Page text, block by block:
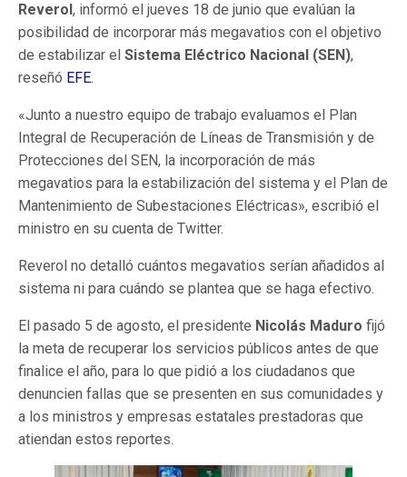
Reverol, informó el jueves 18 de junio que evalúan la
posibilidad de incorporar más megavatios con el objetivo
de estabilizar el Sistema Eléctrico Nacional (SEN),
reseñó EFE.
«Junto a nuestro equipo de trabajo evaluamos el Plan
Integral de Recuperación de Líneas de Transmisión y de
Protecciones del SEN, la incorporación de más
megavatios para la estabilización del sistema y el Plan de
Mantenimiento de Subestaciones Eléctricas», escribió el
ministro en su cuenta de Twitter.
Reverol no detalló cuántos megavatios serían añadidos al
sistema ni para cuándo se plantea que se haga efectivo.
El pasado 5 de agosto, el presidente Nicolás Maduro fijó
la meta de recuperar los servicios públicos antes de que
finalice el año, para lo que pidió a los ciudadanos que
denuncien fallas que se presenten en sus comunidades y
a los ministros y empresas estatales prestadoras que
atiendan estos reportes.